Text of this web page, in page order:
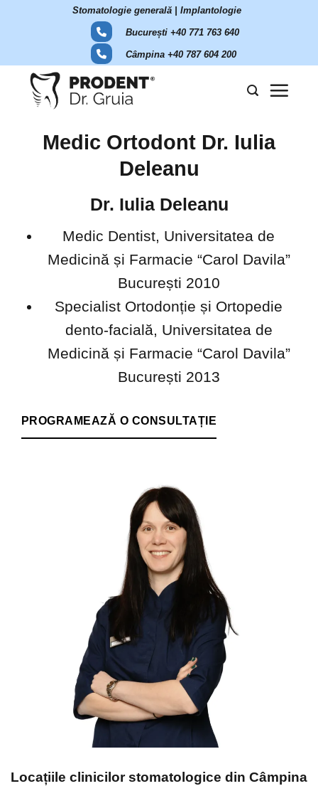
Stomatologie generală | Implantologie
București +40 771 763 640
Câmpina +40 787 604 200
Medic Ortodont Dr. Iulia
Deleanu
Dr. Iulia Deleanu
Medic Dentist, Universitatea de
Medicină și Farmacie “Carol Davila”
București 2010
Specialist Ortodonție și Ortopedie
dento-facială, Universitatea de
Medicină și Farmacie “Carol Davila”
București 2013
PROGRAMEAZĂ O CONSULTAȚIE
Locațiile clinicilor stomatologice din Câmpina